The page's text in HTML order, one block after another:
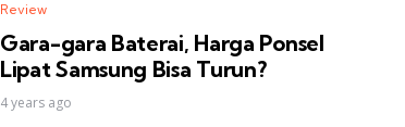
Review
Gara-gara Baterai, Harga Ponsel
Lipat Samsung Bisa Turun?
4 years ago